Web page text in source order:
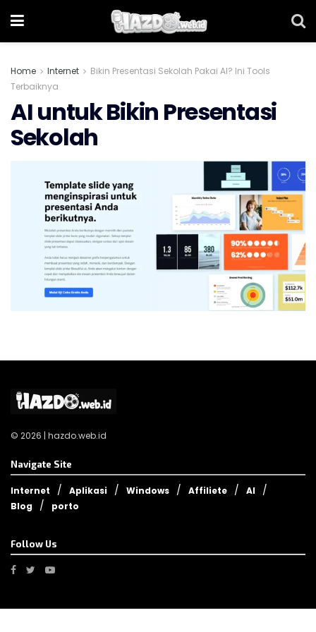
Home Internet
Bikin Presentasi Sekolah Pakai AI? Ini Tools
Terbaiknya
AI untuk Bikin Presentasi
Sekolah
© 2026 | hazdo.web.id
Navigate Site
Internet Aplikasi Windows Affiliete
AI
Blog
porto
Follow Us